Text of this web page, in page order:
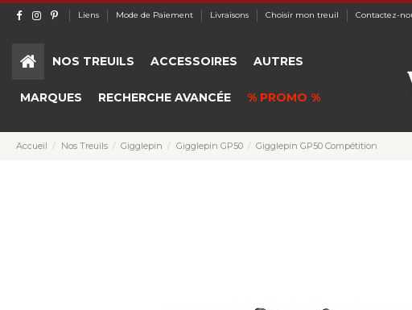
Liens Mode de Paiement Livraisons Choisir mon treuil Contactez-
NOS TREUILS ACCESSOIRES AUTRES
MARQUES RECHERCHE AVANCÉE % PROMO %
Accueil Nos Treuils Gigglepin Gigglepin GP50 Gigglepin GP50 Compétition